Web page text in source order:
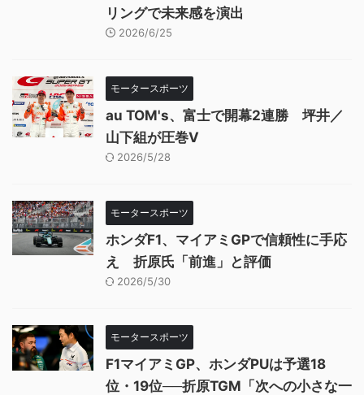
リングで未来感を演出
2026/6/25
モータースポーツ
au TOM's、富士で開幕2連勝 坪井／
山下組が圧巻V
2026/5/28
モータースポーツ
ホンダF1、マイアミGPで信頼性に手応
え 折原氏「前進」と評価
2026/5/30
モータースポーツ
F1マイアミGP、ホンダPUは予選18
位・19位──折原TGM「次への小さな一